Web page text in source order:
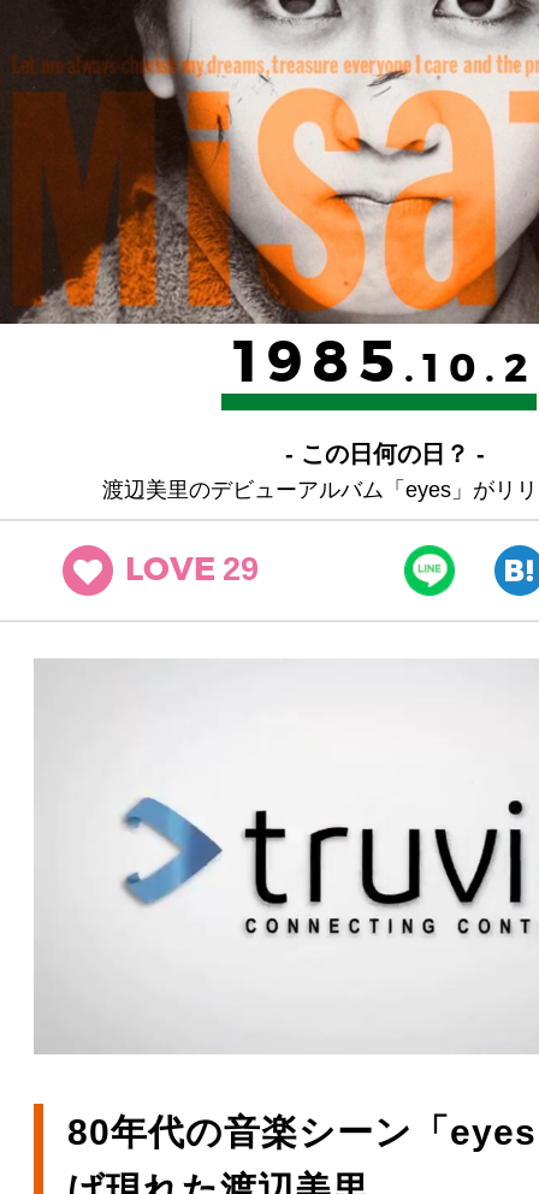
1985 .10.2
- この日何の日？ -
渡辺美里のデビューアルバム「eyes」がリ
LOVE 29
80年代の音楽シーン「